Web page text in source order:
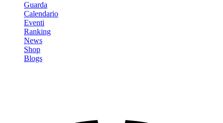
Guarda
Calendario
Eventi
Ranking
News
Shop
Blogs